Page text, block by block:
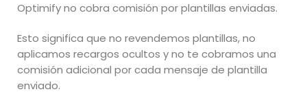
Optimify no cobra comisión por plantillas enviadas.
Esto significa que no revendemos plantillas, no
aplicamos recargos ocultos y no te cobramos una
comisión adicional por cada mensaje de plantilla
enviado.